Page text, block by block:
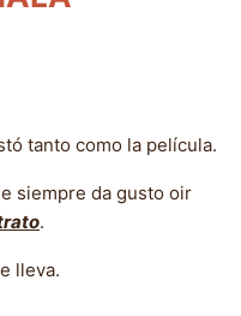
tanto como la película.
siempre da gusto oir
.
lleva.